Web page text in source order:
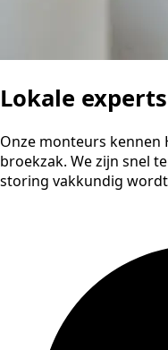
Lokale
Onze monteurs kennen
broekzak. We zijn snel
storing vakkundig